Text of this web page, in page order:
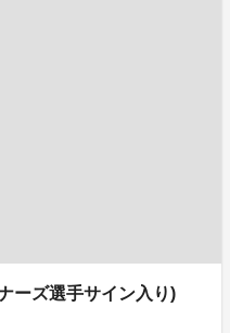
ーズ選手サイン入り)